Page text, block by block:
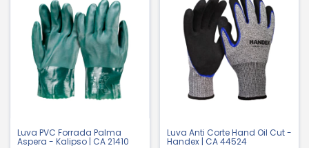
Luva PVC Forrada Palma
Aspera - Kalipso | CA 21410
Luva Anti Corte Hand Oil Cut -
Handex | CA 44524